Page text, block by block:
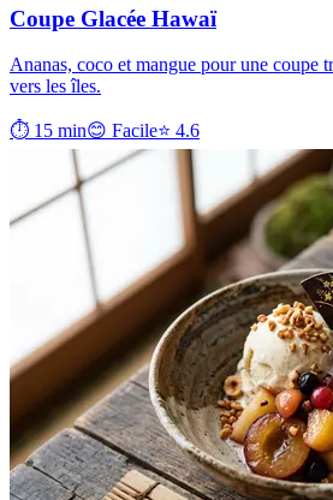
Coupe Glacée Hawaï
Ananas, coco et mangue pour une coupe
vers les îles.
⏱ 15 min😊 Facile⭐ 4.6